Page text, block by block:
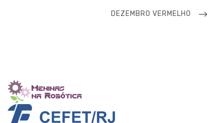
NEXT
DEZEMBRO VERMELHO